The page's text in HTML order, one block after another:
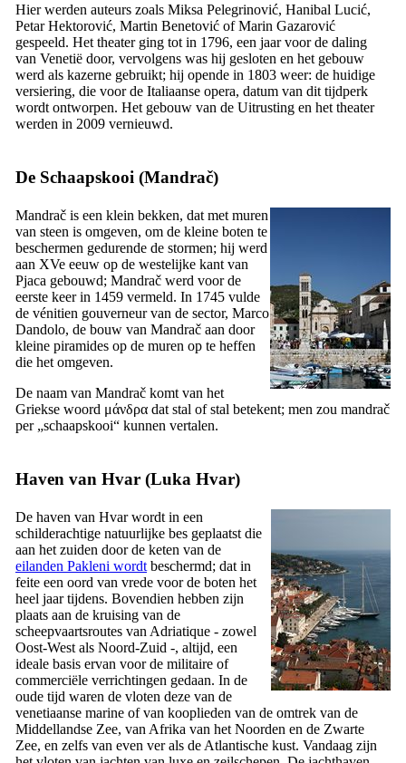
Hier werden auteurs zoals Miksa Pelegrinović, Hanibal Lucić,
Petar Hektorović, Martin Benetović ofMarin Gazarović
gespeeld. Het theater ging tot in 1796, een jaar voor de daling
van Venetië door, vervolgens was hij gesloten en het gebouw
werd als kazerne gebruikt; hij opende in 1803 weer: de huidige
versiering, die voor de Italiaanse opera, datum van dit tijdperk
wordt ontworpen. Het gebouw van de Uitrusting en het theater
werden in 2009 vernieuwd.
De Schaapskooi (Mandrač)
Mandrač is een klein bekken, dat met muren
van steen is omgeven, om de kleine boten te
beschermen gedurende de stormen; hij werd
aan XVe eeuw op de westelijke kant van
Pjaca gebouwd; Mandrač werd voor de
eerste keer in 1459 vermeld. In 1745 vulde
de vénitien gouverneur van de sector, Marco
Dandolo, de bouw van Mandrač aan door
kleine piramides op de muren op te heffen
die het omgeven.
De naam van Mandrač komt van het
Griekse woord μάνδρα dat stal of stal betekent; men zou mandrač
per „schaapskooi“ kunnen vertalen.
Haven van Hvar (Luka Hvar)
De haven van Hvar wordt in een
schilderachtige natuurlijke bes geplaatst die
aan het zuiden door de keten van de
eilanden Pakleni wordt beschermd; dat in
feite een oord van vrede voor de boten het
heel jaar tijdens. Bovendien hebben zijn
plaats aan de kruising van de
scheepvaartsroutes van Adriatique - zowel
Oost-West als Noord-Zuid -, altijd, een
ideale basis ervan voor de militaire of
commerciële verrichtingen gedaan. In de
oude tijd waren de vloten deze van de
venetiaanse marine of van kooplieden van de omtrek van de
Middellandse Zee, van Afrika van het Noorden en de Zwarte
Zee, en zelfs van even ver als de Atlantische kust. Vandaag zijn